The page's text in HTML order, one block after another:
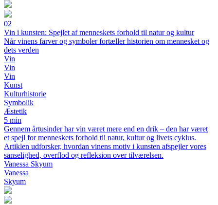
02
Vin i kunsten: Spejlet af menneskets forhold til natur og kultur
Når vinens farver og symboler fortæller historien om mennesket og
dets verden
Vin
Vin
Vin
Kunst
Kulturhistorie
Symbolik
Æstetik
5 min
Gennem årtusinder har vin været mere end en drik – den har været
et spejl for menneskets forhold til natur, kultur og livets cyklus.
Artiklen udforsker, hvordan vinens motiv i kunsten afspejler vores
sanselighed, overflod og refleksion over tilværelsen.
Vanessa Skyum
Vanessa
Skyum